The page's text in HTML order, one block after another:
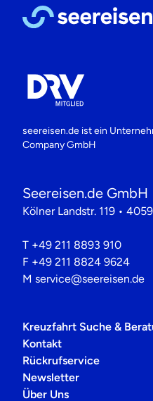
seereisen.de ist ein
Company GmbH
Seereisen.de GmbH
Kölner Landstr. 119 •
T +49 211 8893 910
F +49 211 8824 9624
M service@seereisen.de
Kreuzfahrt Suche &
Kontakt
Rückrufservice
Newsletter
Über Uns